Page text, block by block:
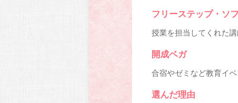
フリーステップ・ソ
授業を担当してくれた講
開成ベガ
合宿やゼミなど教育イ
選んだ理由